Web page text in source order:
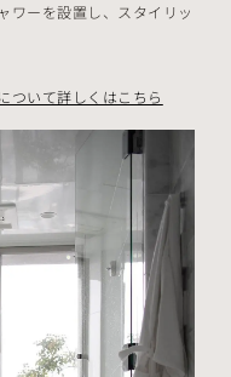
ワーを設置し、スタイリッ
ついて詳しくはこちら